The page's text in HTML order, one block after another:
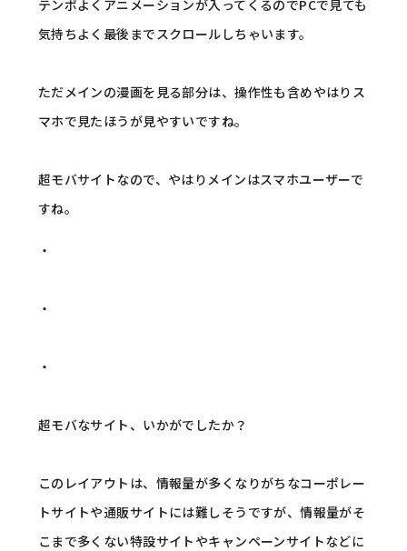
テンポよくアニメーションが入ってくるのでPCで見ても
気持ちよく最後までスクロールしちゃいます。
ただメインの漫画を見る部分は、操作性も含めやはりス
マホで見たほうが見やすいですね。
超モバサイトなので、やはりメインはスマホユーザーで
すね。
・
・
・
超モバなサイト、いかがでしたか？
このレイアウトは、情報量が多くなりがちなコーポレー
トサイトや通販サイトには難しそうですが、情報量がそ
こまで多くない特設サイトやキャンペーンサイトなどに